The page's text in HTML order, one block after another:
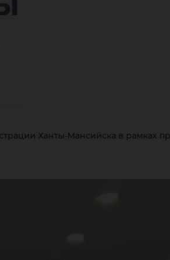
Ханты-Мансийска в рамках